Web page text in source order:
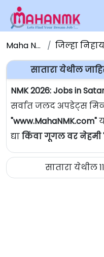
Maha NMK जिल्हा निहाय
सातारा येथील
NMK 2026: Jobs in
सर्वात जलद अपडेट्स
"www.MahaNMK.com"
द्याकिंवा गूगल वर नेहमी
सातारा येथील